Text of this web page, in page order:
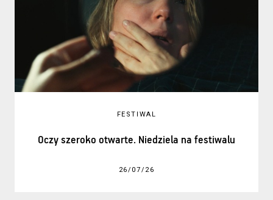
FESTIWAL
Oczy szeroko otwarte. Niedziela na festiwalu
26/07/26